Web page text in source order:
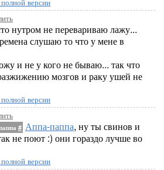
нутром не перевариваю лажу...
слушаю то что у мене в
и не у кого не бываю... так что
мозгов и раку ушей не
версии
# Аппа-паппа, ну ты свинов и
не поют :) они гораздо лучше во
версии